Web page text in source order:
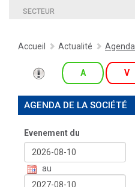
SECTEUR
Accueil Actualité Agenda
A V
AGENDA DE LA SOCIÉTÉ
Evenement du
au